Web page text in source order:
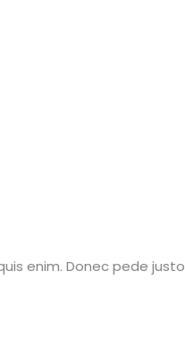
enim. Donec pede